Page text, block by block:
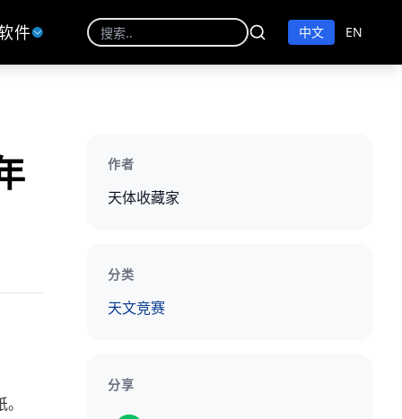
件 中文 EN
作者
天体收藏家
分类
天文竞赛
分享